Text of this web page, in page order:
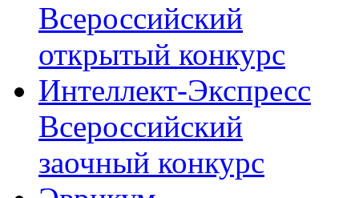
Всероссийский
открытый конкурс
Интеллект-Экспресс
Всероссийский
заочный конкурс